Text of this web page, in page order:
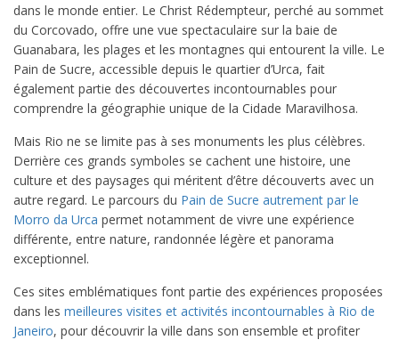
dans le monde entier. Le Christ Rédempteur, perché au sommet
du Corcovado, offre une vue spectaculaire sur la baie de
Guanabara, les plages et les montagnes qui entourent la ville. Le
Pain de Sucre, accessible depuis le quartier d’Urca, fait
également partie des découvertes incontournables pour
comprendre la géographie unique de la Cidade Maravilhosa.
Mais Rio ne se limite pas à ses monuments les plus célèbres.
Derrière ces grands symboles se cachent une histoire, une
culture et des paysages qui méritent d’être découverts avec un
autre regard. Le parcours du Pain de Sucre autrement par le
Morro da Urca permet notamment de vivre une expérience
différente, entre nature, randonnée légère et panorama
exceptionnel.
Ces sites emblématiques font partie des expériences proposées
dans les meilleures visites et activités incontournables à Rio de
Janeiro, pour découvrir la ville dans son ensemble et profiter